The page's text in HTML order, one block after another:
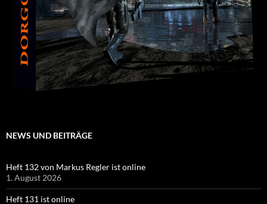
NEWS UND BEITRÄGE
Heft 132 von Markus Regler ist online
1. August 2026
Heft 131 ist online